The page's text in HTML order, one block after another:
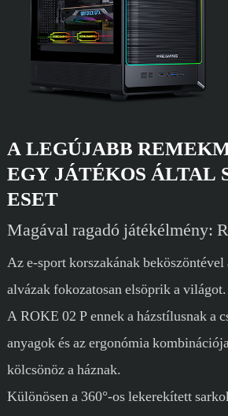
A LEGÚJABB
EGY JÁTÉKOS ÁLTAL
ESET
Magával ragadó játékélmény:
Az e-sport korszakának beköszöntével
alvázak fokozatosan elsöprik a világot.
A ROKE 02 P ennek a házstílusnak a
anyagok és az ergonómia
kölcsönöz a háznak.
Különösen a 360°-os lekerekített